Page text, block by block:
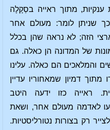
ענקיות, מתוך ראייה בסְקָלָה
שניתן לומר: מעולם אחר
הזה; לא נראה שהן בכלל
של המדונה הן כאלה. גם
והמלאכים הם כאלה. עלינו
מתוך דמיון שמאחוריו עדיין
ראייה כזו ידעה היטב
לאדמה מעולם אחר, ושאת
רק בצורות נטורליסטיות.